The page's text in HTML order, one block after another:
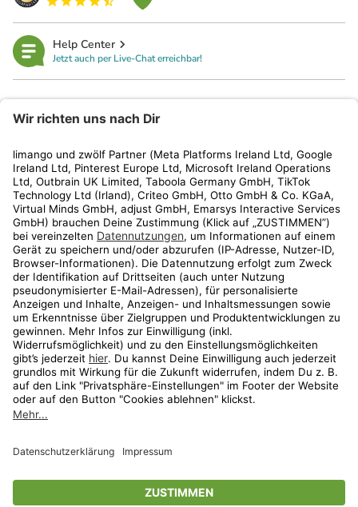
Help Center
Jetzt auch per Live-Chat erreichbar!
Kundenservice
Shop
Aktionen
Travel